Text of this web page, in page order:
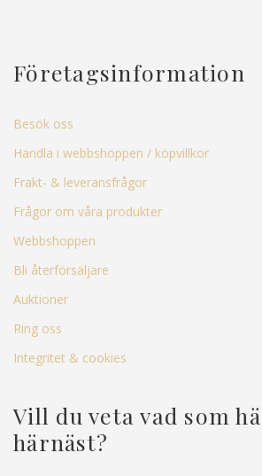
Företagsinformation
Besök oss
Handla i webbshoppen / köpvillkor
Frakt- & leveransfrågor
Frågor om våra produkter
Webbshoppen
Bli återförsäljare
Auktioner
Ring oss
Integritet & cookies
Vill du veta vad som
härnäst?